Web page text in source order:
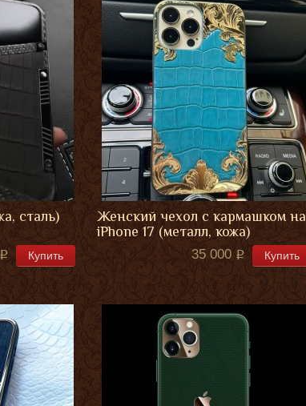
сталь)
Купить
Женский чехол с кармашком на
iPhone 17 (металл, кожа)
35 000 Купить